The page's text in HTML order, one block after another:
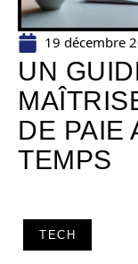
19 décembre
UN
DE PAIE
TEMPS
TECH